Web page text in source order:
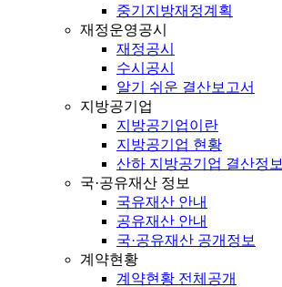
중기지방재정계획
재정운영공시
재정공시
수시공시
알기 쉬운 결산보고서
지방공기업
지방공기업이란
지방공기업 현황
산하 지방공기업 결산정보
국·공유재산 정보
국유재산 안내
공유재산 안내
국·공유재산 공개정보
계약현황
계약현황 전체공개